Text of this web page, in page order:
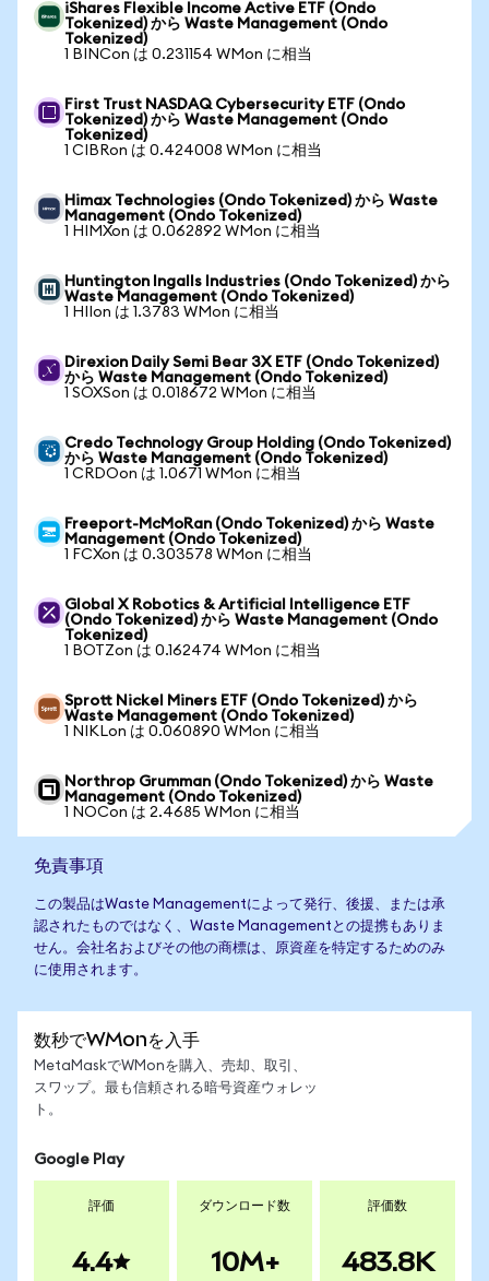
iShares Flexible Income Active ETF (Ondo
Tokenized) から Waste Management (Ondo
Tokenized)
1 BINCon は 0.231154 WMon に相当
First Trust NASDAQ Cybersecurity ETF (Ondo
Tokenized) から Waste Management (Ondo
Tokenized)
1 CIBRon は 0.424008 WMon に相当
Himax Technologies (Ondo Tokenized) から Waste
Management (Ondo Tokenized)
1 HIMXon は 0.062892 WMon に相当
Huntington Ingalls Industries (Ondo Tokenized) から
Waste Management (Ondo Tokenized)
1 HIIon は 1.3783 WMon に相当
Direxion Daily Semi Bear 3X ETF (Ondo Tokenized)
から Waste Management (Ondo Tokenized)
1 SOXSon は 0.018672 WMon に相当
Credo Technology Group Holding (Ondo Tokenized)
から Waste Management (Ondo Tokenized)
1 CRDOon は 1.0671 WMon に相当
Freeport-McMoRan (Ondo Tokenized) から Waste
Management (Ondo Tokenized)
1 FCXon は 0.303578 WMon に相当
Global X Robotics & Artificial Intelligence ETF
(Ondo Tokenized) から Waste Management (Ondo
Tokenized)
1 BOTZon は 0.162474 WMon に相当
Sprott Nickel Miners ETF (Ondo Tokenized) から
Waste Management (Ondo Tokenized)
1 NIKLon は 0.060890 WMon に相当
Northrop Grumman (Ondo Tokenized) から Waste
Management (Ondo Tokenized)
1 NOCon は 2.4685 WMon に相当
免責事項
この製品はWaste Managementによって発行、後援、または承
認されたものではなく、Waste Managementとの提携もありま
せん。会社名およびその他の商標は、原資産を特定するためのみ
に使用されます。
数秒でWMonを入手
MetaMaskでWMonを購入、売却、取引、
スワップ。最も信頼される暗号資産ウォレッ
ト。
Google Play
評価
4.4
ダウンロード数
10M+
評価数
483.8K